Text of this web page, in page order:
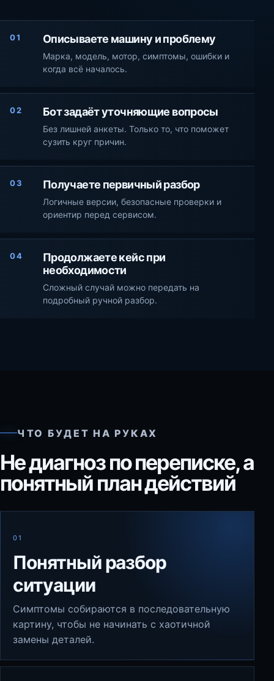
01 Описываете машину и проблему
Марка, модель, мотор, симптомы, ошибки и
когда всё началось.
02 Бот задаёт уточняющие вопросы
Без лишней анкеты. Только то, что поможет
сузить круг причин.
03 Получаете первичный разбор
Логичные версии, безопасные проверки и
ориентир перед сервисом.
04
Продолжаете кейс при
необходимости
Сложный случай можно передать на
подробный ручной разбор.
ЧТО БУДЕТ НА РУКАХ
Не диагноз по переписке, а
понятный план действий
01
Понятный разбор
ситуации
Симптомы собираются в последовательную
картину, чтобы не начинать с хаотичной
замены деталей.